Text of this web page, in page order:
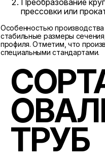
Преобразование
прессовки или
Особенностью
стабильные размеры
профиля. Отметим, что
специальными стандартами.
ТРУБ